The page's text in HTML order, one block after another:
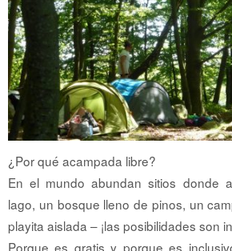
¿Por qué acampada libre?
En el mundo abundan sitios donde
lago, un bosque lleno de pinos, un
playita aislada – ¡las posibilidades son
Porque es gratis y porque es